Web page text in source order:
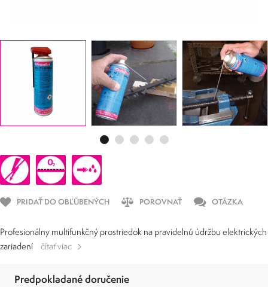
PRIDAŤ DO OBĽÚBENÝCH POROVNAŤ OTÁZKA
Profesionálny multifunkčný prostriedok na pravidelnú údržbu elektrických
zariadení
čítať viac
Predpokladané doručenie